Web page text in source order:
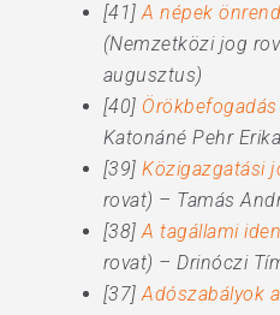
[41]A népek
(Nemzetközi jog
augusztus)
[40] Örökbefogadás
Katonáné Pehr
[39]Közigazgatási
rovat) – Tamás
[38]A tagállami
rovat) – Drinóczi
[37]Adószabályok